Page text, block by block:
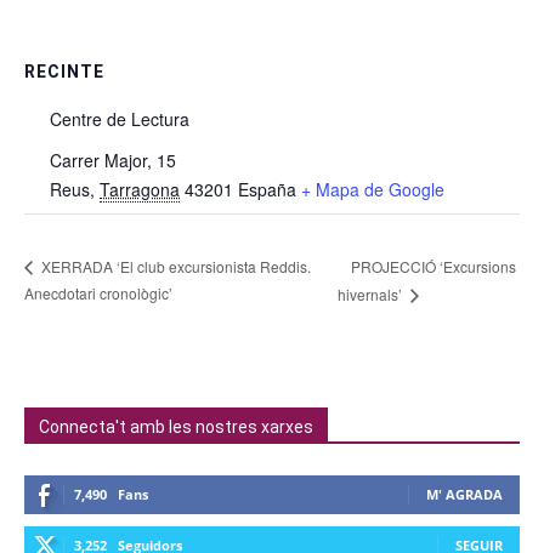
RECINTE
Centre de Lectura
Carrer Major, 15
Reus, Tarragona 43201 España + Mapa de Google
XERRADA ‘El club excursionista Reddis.
Anecdotari cronològic’
PROJECCIÓ ‘Excursions
hivernals’
Connecta't amb les nostres xarxes
7,490 Fans M' AGRADA
3,252 Seguidors SEGUIR